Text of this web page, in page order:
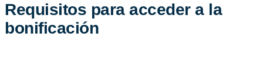
Requisitos para acceder a la
bonificación